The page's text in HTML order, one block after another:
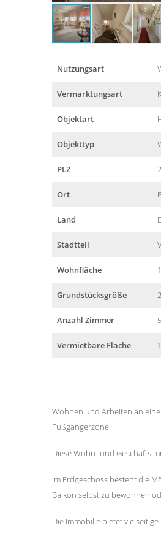
Nutzungsart
Vermarktungsart
Objektart
Objekttyp
PLZ
Ort
Land
Stadtteil
Wohnfläche
Grundstücksgröße
Anzahl Zimmer 5
Vermietbare Fläche
Wohnen und Arbeiten an
Fußgängerzone.
Diese Wohn- und
Im Erdgeschoss besteht die
Balkon selbst zu bewohnen
Die Immobilie bietet